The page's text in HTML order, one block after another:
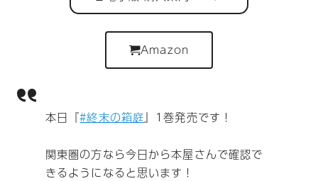
Amazon
本日『#終末の箱庭』1巻発売です！
関東圏の方なら今日から本屋さんで確認で
きるようになると思います！